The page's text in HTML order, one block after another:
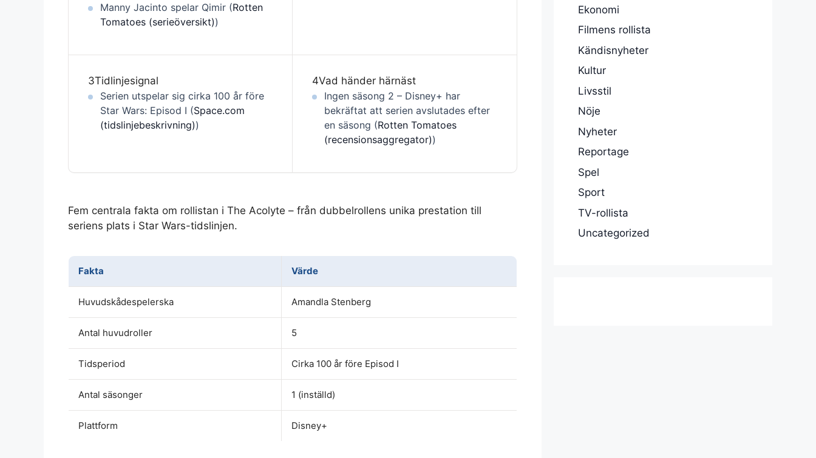
Manny Jacinto spelar Qimir (Rotten
Tomatoes (serieöversikt))
3Tidlinjesignal
Serien utspelar sig cirka 100 år före
Star Wars: Episod I (Space.com
(tidslinjebeskrivning))
4Vad händer härnäst
Ingen säsong 2 – Disney+ har
bekräftat att serien avslutades efter
en säsong (Rotten Tomatoes
(recensionsaggregator))
Fem centrala fakta om rollistan i The Acolyte – från dubbelrollens unika prestation till
seriens plats i Star Wars-tidslinjen.
Fakta Värde
Huvudskådespelerska Amandla Stenberg
Antal huvudroller 5
Tidsperiod Cirka 100 år före Episod I
Antal säsonger 1 (inställd)
Plattform Disney+
Ekonomi
Filmens rollista
Kändisnyheter
Kultur
Livsstil
Nöje
Nyheter
Reportage
Spel
Sport
TV-rollista
Uncategorized